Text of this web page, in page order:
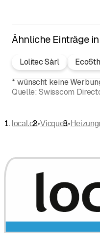
Ähnliche Einträge
Lolitec Sàrl
*wünscht keine
Quelle: Swisscom
local.ch•Vicques•